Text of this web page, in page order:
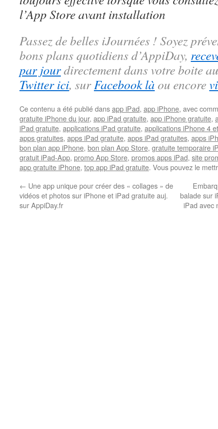
l’App Store avant installation
Passez de belles iJournées ! Soyez
bons plans quotidiens d’AppiDay,
par jourdirectement dans votre boite
Twitter ici, surFacebook là ou encore
Ce contenu a été publié dansapp iPad, app iPhone, avec
gratuite iPhone du jour, app iPad gratuite, app iPhone gratuite,
iPad gratuite, applications iPad gratuite, applications iPhone 4
apps gratuites, apps iPad gratuite, apps iPad gratuites, apps
bon plan app iPhone, bon plan App Store, gratuite temporaire
gratuit iPad-App, promo App Store, promos apps iPad, site
app gratuite iPhone, top app iPad gratuite. Vous pouvez le
← Une app unique pour créer des « collages » de
vidéos et photos sur iPhone et iPad gratuite auj.
sur AppiDay.fr
balade sur
iPad avec